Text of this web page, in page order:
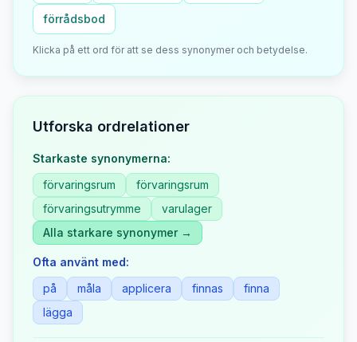
förrådsbod
Klicka på ett ord för att se dess synonymer och betydelse.
Utforska ordrelationer
Starkaste synonymerna:
förvaringsrum
förvaringsrum
förvaringsutrymme
varulager
Alla starkare synonymer →
Ofta använt med:
på
måla applicera finnas
finna
lägga